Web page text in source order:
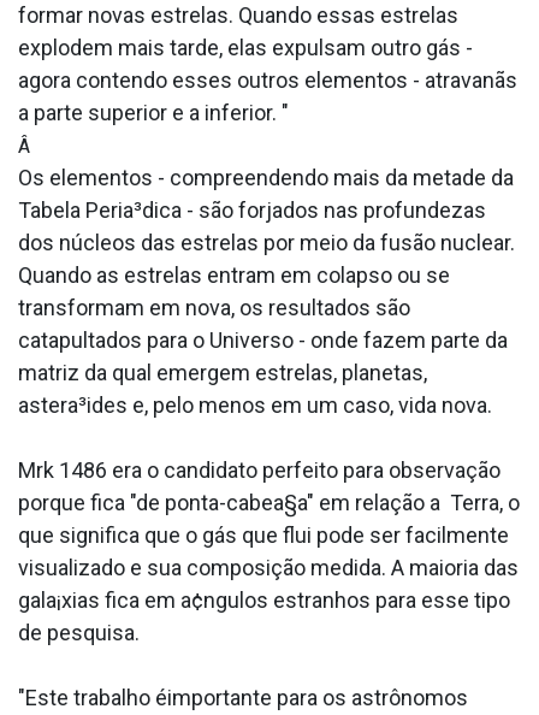
formar novas estrelas. Quando essas estrelas
explodem mais tarde, elas expulsam outro gás -
agora contendo esses outros elementos - atravanãs
a parte superior e a inferior. "
Â
Os elementos - compreendendo mais da metade da
Tabela Peria³dica - são forjados nas profundezas
dos núcleos das estrelas por meio da fusão nuclear.
Quando as estrelas entram em colapso ou se
transformam em nova, os resultados são
catapultados para o Universo - onde fazem parte da
matriz da qual emergem estrelas, planetas,
astera³ides e, pelo menos em um caso, vida nova.
Mrk 1486 era o candidato perfeito para observação
porque fica "de ponta-cabea§a" em relação a Terra, o
que significa que o gás que flui pode ser facilmente
visualizado e sua composição medida. A maioria das
gala¡xias fica em a¢ngulos estranhos para esse tipo
de pesquisa.
"Este trabalho éimportante para os astrônomos